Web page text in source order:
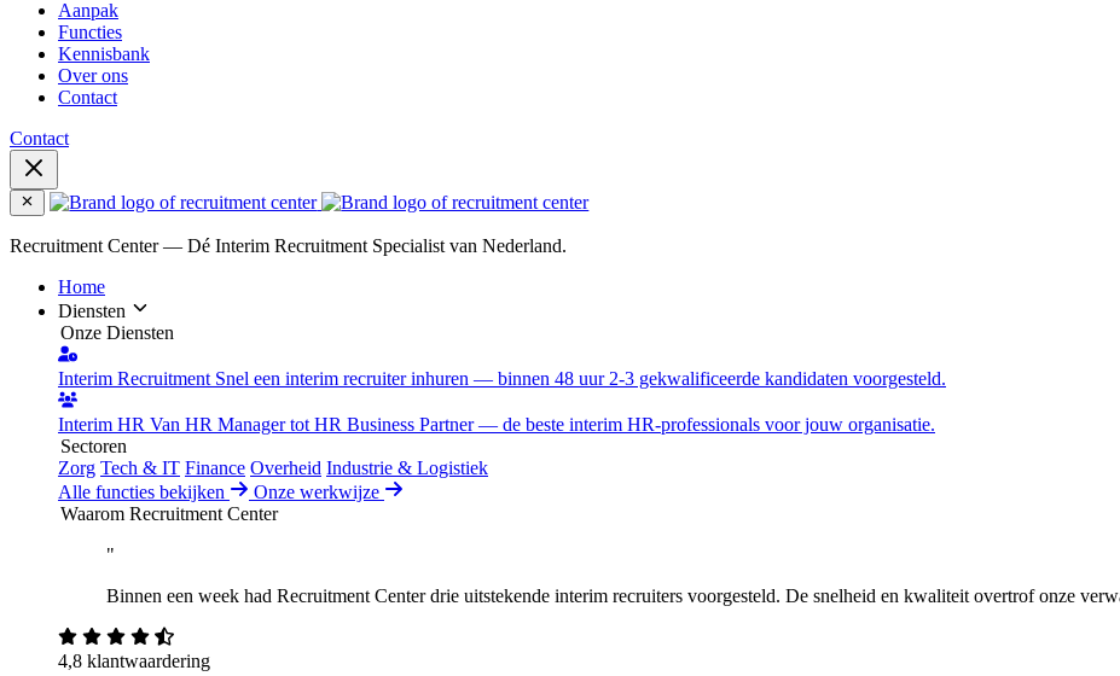
Aanpak
Functies
Kennisbank
Over ons
Contact
Contact
Recruitment Center — Dé Interim Recruitment Specialist van Nederland.
Home
Diensten
Onze Diensten
Interim Recruitment Snel een interim recruiter inhuren — binnen 48 uur 2-3 gekwalificeerde kandidaten voorgesteld.
Interim HR Van HR Manager tot HR Business Partner — de beste interim HR-professionals voor jouw organisatie.
Sectoren
Zorg Tech & IT Finance Overheid Industrie & Logistiek
Alle functies bekijken
Onze werkwijze
Waarom Recruitment Center
"
Binnen een week had Recruitment Center drie uitstekende interim recruiters voorgesteld. De snelheid en kwaliteit overtrof onze
4,8 klantwaardering